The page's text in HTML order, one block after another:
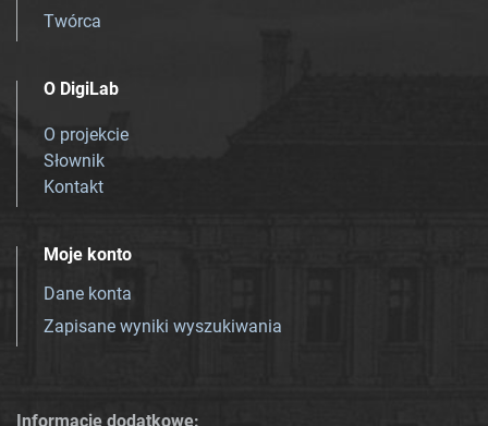
Twórca
O DigiLab
O projekcie
Słownik
Kontakt
Moje konto
Dane konta
Zapisane wyniki wyszukiwania
Informacje dodatkowe: